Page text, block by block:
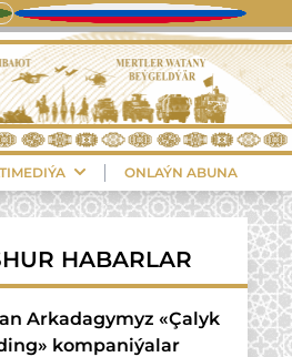
ONLAÝN ABUNA
HABARLAR
Arkadagymyz «Çalyk
kompaniýalar